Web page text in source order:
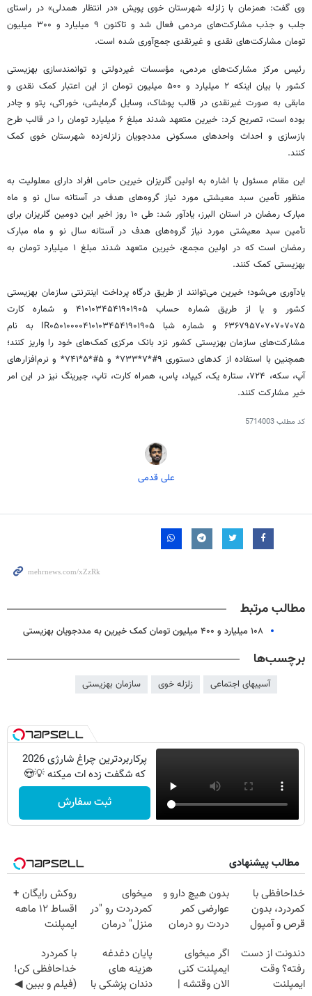
وی گفت: همزمان با زلزله شهرستان خوی پویش «در انتظار همدلی» در راستای
جلب و جذب مشارکت‌های مردمی فعال شد و تاکنون ۹ میلیارد و ۳۰۰ میلیون
تومان مشارکت‌های نقدی و غیرنقدی جمع‌آوری شده است.
رئیس مرکز مشارکت‌های مردمی، مؤسسات غیردولتی و توانمندسازی بهزیستی
کشور با بیان اینکه ۲ میلیارد و ۵۰۰ میلیون تومان از این اعتبار کمک نقدی و
مابقی به صورت غیرنقدی در قالب پوشاک، وسایل گرمایشی، خوراکی، پتو و چادر
بوده است، تصریح کرد: خیرین متعهد شدند مبلغ ۶ میلیارد تومان را در قالب طرح
بازسازی و احداث واحدهای مسکونی مددجویان زلزله‌زده شهرستان خوی کمک
کنند.
این مقام مسئول با اشاره به اولین گلریزان خیرین حامی افراد دارای معلولیت به
منظور تأمین سبد معیشتی مورد نیاز گروه‌های هدف در آستانه سال نو و ماه
مبارک رمضان در استان البرز، یادآور شد: طی ۱۰ روز اخیر این دومین گلریزان برای
تأمین سبد معیشتی مورد نیاز گروه‌های هدف در آستانه سال نو و ماه مبارک
رمضان است که در اولین مجمع، خیرین متعهد شدند مبلغ ۱ میلیارد تومان به
بهزیستی کمک کنند.
یادآوری می‌شود؛ خیرین می‌توانند از طریق درگاه پرداخت اینترنتی سازمان بهزیستی
کشور و یا از طریق شماره حساب ۴۱۰۱۰۳۴۵۴۱۹۰۱۹۰۵ و شماره کارت
۶۳۶۷۹۵۷۰۷۰۷۰۷۰۷۵ و شماره شبا IR۰۵۰۱۰۰۰۰۴۱۰۱۰۳۴۵۴۱۹۰۱۹۰۵ به نام
مشارکت‌های سازمان بهزیستی کشور نزد بانک مرکزی کمک‌های خود را واریز کنند؛
همچنین با استفاده از کدهای دستوری ۹#*۷*۷۳۳* و ۵#*۵*۷۴۱* و نرم‌افزارهای
آپ، سکه، ۷۲۴، ستاره یک، کیپاد، پاس، همراه کارت، تاپ، جیرینگ نیز در این امر
خیر مشارکت کنند.
کد مطلب5714003
علی قدمی
مطالب مرتبط
۱۰۸ میلیارد و ۴۰۰ میلیون تومان کمک خیرین به مددجویان بهزیستی
برچسب‌ها
آسیبهای اجتماعی زلزله خوی سازمان بهزیستی
پرکاربردترین چراغ شارژی 2026
که شگفت زده ات میکنه 💡😍
ثبت سفارش
مطالب پیشنهادی
خداحافظی با
کمردرد، بدون
قرص و آمپول
بدون هیچ دارو و
عوارضی کمر
دردت رو درمان
(پرسش‌نامه)
میخوای
کمردردت رو "در
منزل" درمان
◂پرسش‌نامه)
روکش رایگان +
اقساط ۱۲ ماهه
ایمپلنت
دندونت از دست
رفته؟ وقت
ایمپلنت
اگر میخوای
ایمپلنت کنی
الان وقتشه |
پایان دغدغه
هزینه های
دندان پزشکی با
با کمردرد
خداحافظی کن!
(فیلم و ببین ◀